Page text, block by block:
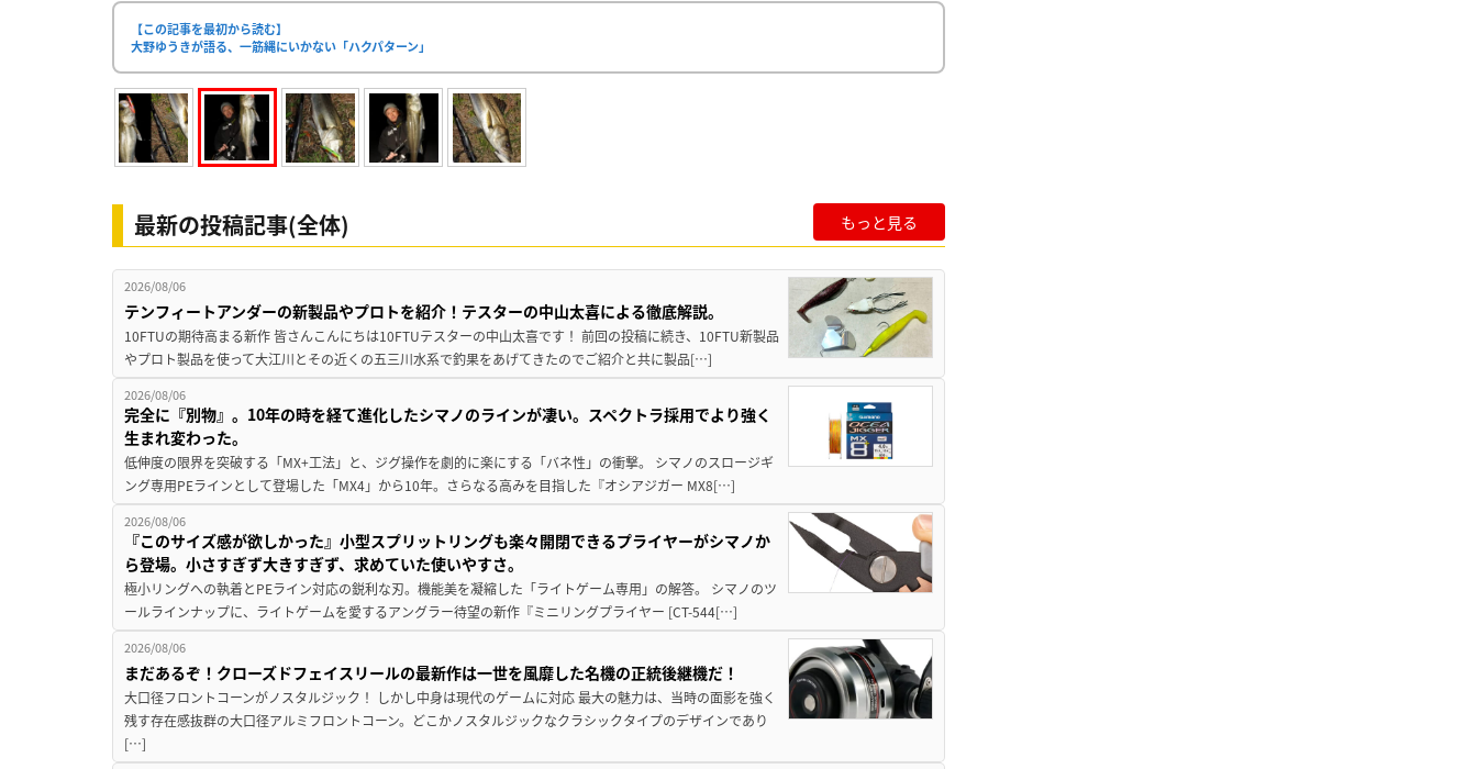
【この記事を最初から読む】
大野ゆうきが語る、一筋縄にいかない「ハクパターン」
最新の投稿記事(全体) もっと見る
2026/08/06
テンフィートアンダーの新製品やプロトを紹介！テスターの中山太喜による徹底解説。
10FTUの期待高まる新作 皆さんこんにちは10FTUテスターの中山太喜です！ 前回の投稿に続き、10FTU新製品
やプロト製品を使って大江川とその近くの五三川水系で釣果をあげてきたのでご紹介と共に製品[…]
2026/08/06
完全に『別物』。10年の時を経て進化したシマノのラインが凄い。スペクトラ採用でより強く
生まれ変わった。
低伸度の限界を突破する「MX+工法」と、ジグ操作を劇的に楽にする「バネ性」の衝撃。 シマノのスロージギ
ング専用PEラインとして登場した「MX4」から10年。さらなる高みを目指した『オシアジガー MX8[…]
2026/08/06
『このサイズ感が欲しかった』小型スプリットリングも楽々開閉できるプライヤーがシマノか
ら登場。小さすぎず大きすぎず、求めていた使いやすさ。
極小リングへの執着とPEライン対応の鋭利な刃。機能美を凝縮した「ライトゲーム専用」の解答。 シマノのツ
ールラインナップに、ライトゲームを愛するアングラー待望の新作『ミニリングプライヤー [CT-544[…]
2026/08/06
まだあるぞ！クローズドフェイスリールの最新作は一世を風靡した名機の正統後継機だ！
大口径フロントコーンがノスタルジック！ しかし中身は現代のゲームに対応 最大の魅力は、当時の面影を強く
残す存在感抜群の大口径アルミフロントコーン。どこかノスタルジックなクラシックタイプのデザインであり
[…]